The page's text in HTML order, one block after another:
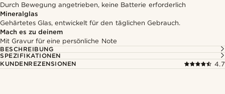
Durch Bewegung angetrieben, keine Batterie erforderlich
Mineralglas
Gehärtetes Glas, entwickelt für den täglichen Gebrauch.
Mach es zu deinem
Mit Gravur für eine persönliche Note
BESCHREIBUNG
SPEZIFIKATIONEN
KUNDENREZENSIONEN
4.7